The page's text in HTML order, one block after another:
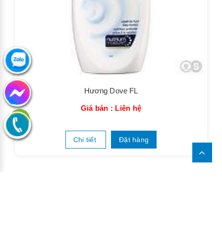
Hương Dove FL
Giá bán : Liên hệ
Chi tiết Đặt hàng